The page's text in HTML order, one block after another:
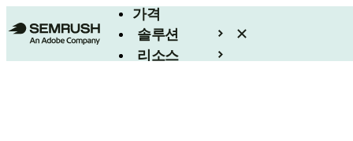
가격
솔루션
리소스